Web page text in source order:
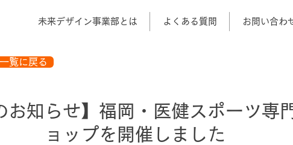
未来デザイン事業部とは よくある質問 お問い合わ
覧に戻る
お知らせ】福岡・医健スポーツ専
ョップを開催しました